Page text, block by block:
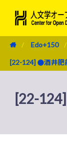
Edo+150
[22-124] ●酒井肥
[22-